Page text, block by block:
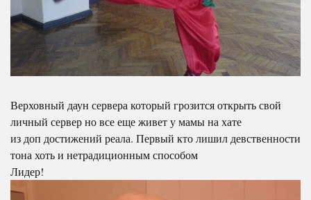
Верховный даун сервера который грозится открыть свой
личный сервер но все еще живет у мамы на хате
из доп достижений реала. Первый кто лишил девственности
тона хоть и нетрадиционным способом
Лидер!